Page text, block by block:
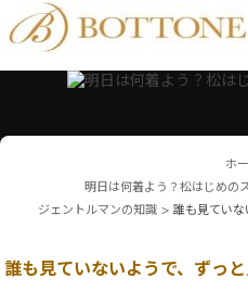
ホ
明日は何着よう？松はじめの
ジェントルマンの知識 > 誰も見ていな
誰も見ていないようで、ずっ